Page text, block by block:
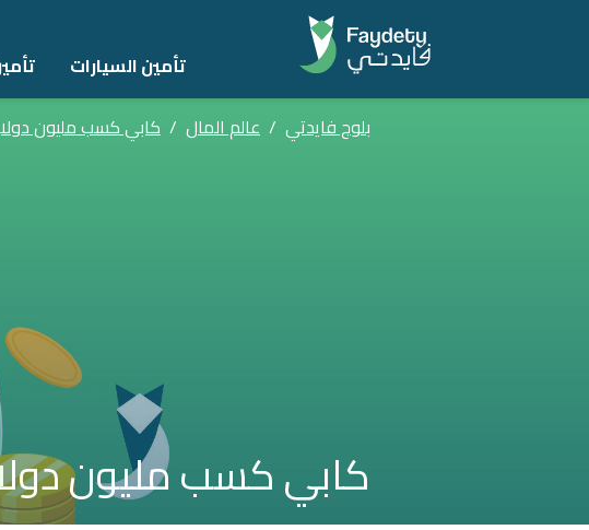
تأمين السيارات
بلوج فايدتي / عالم المال / كابي كسب مليون
كابي كسب مليون